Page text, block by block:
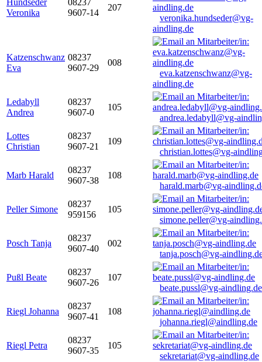
Hundseder
Veronika
08237
9607-14
207
veronika.hundseder@vg-
aindling.de
Katzenschwanz
Eva
08237
9607-29
008
eva.katzenschwanz@vg-
aindling.de
Ledabyll
Andrea
08237
9607-0
105
andrea.ledabyll@vg-
Lottes
Christian
08237
9607-21
109
christian.lottes@vg-
Marb Harald
08237
9607-38
108
harald.marb@vg-
Peller Simone
08237
959156
105
simone.peller@vg-
Posch Tanja
08237
9607-40
002
tanja.posch@vg-
Pußl Beate
08237
9607-26
107
beate.pussl@vg-aindling.de
Riegl Johanna
08237
9607-41
108
johanna.riegl@aindling.de
Riegl Petra
08237
9607-35
105
sekretariat@vg-aindling.de